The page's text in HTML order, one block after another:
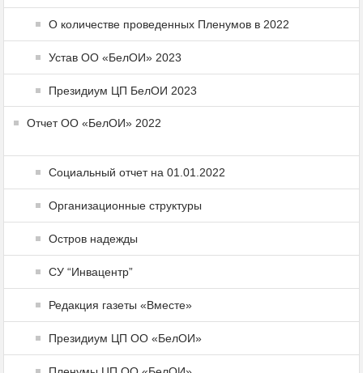
О количестве проведенных Пленумов в 2022
Устав ОО «БелОИ» 2023
Президиум ЦП БелОИ 2023
Отчет ОО «БелОИ» 2022
Социальный отчет на 01.01.2022
Организационные структуры
Остров надежды
СУ “Инвацентр”
Редакция газеты «Вместе»
Президиум ЦП ОО «БелОИ»